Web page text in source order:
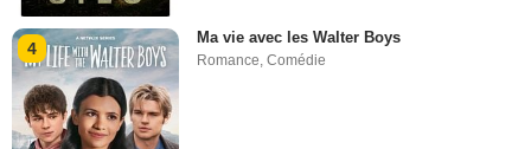
4
Ma vie avec les Walter Boys
Romance ,Comédie